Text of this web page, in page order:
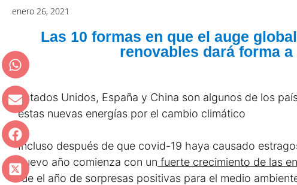
enero 26, 2021
Las 10 formas en que el auge
renovables dará forma a
Estados Unidos, España y China son algunos de los
estas nuevas energías por el cambio climático
Incluso después de que covid-19 haya causado
nuevo año comienza con un fuerte crecimiento de las
fue el año de sorpresas positivas para el medio